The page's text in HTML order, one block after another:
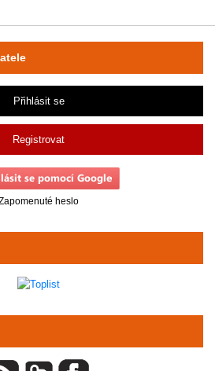
Přihlásit se
Registrovat
heslo